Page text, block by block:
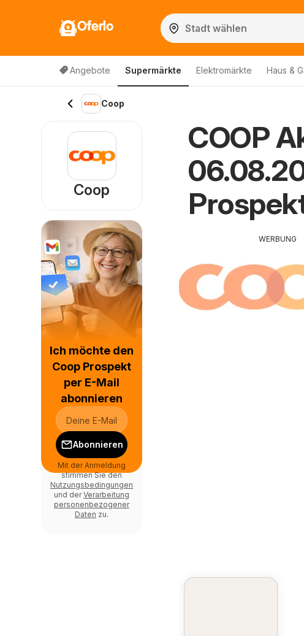
Oferlo
Angebote Supermärkte Elektromärkte Haus &
Coop
COOP
WERBUNG
Coop
Ich möchte den
Coop Prospekt
per E-Mail
abonnieren
Abonnieren
Mit der Anmeldung
stimmen Sie den
Nutzungsbedingungen
und derVerarbeitung
personenbezogener
Daten zu.